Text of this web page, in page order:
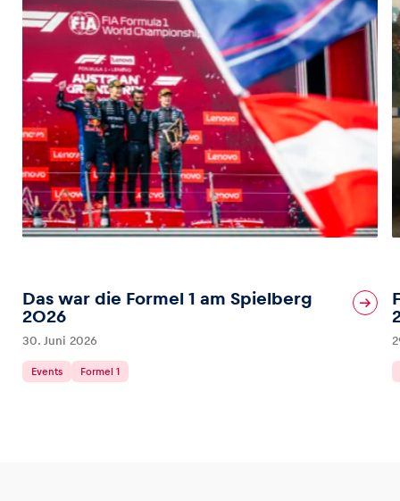
Das war die Formel 1 am Spielberg
2026
30. Juni 2026
Events Formel 1